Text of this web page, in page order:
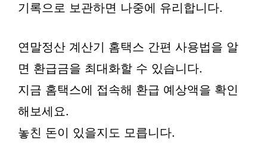
기록으로 보관하면 나중에 유리합니다.
연말정산 계산기 홈택스 간편 사용법을 알
면 환급금을 최대화할 수 있습니다.
지금 홈택스에 접속해 환급 예상액을 확인
해보세요.
놓친 돈이 있을지도 모릅니다.